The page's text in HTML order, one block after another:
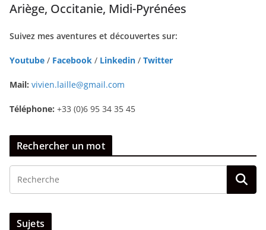
Ariège, Occitanie, Midi-Pyrénées
Suivez mes aventures et découvertes sur:
Youtube / Facebook / Linkedin / Twitter
Mail: vivien.laille@gmail.com
Téléphone: +33 (0)6 95 34 35 45
Rechercher un mot
Sujets